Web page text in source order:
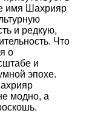
имя Шахрияр
и редкую,
Что
о
и
эпохе.
модно, а